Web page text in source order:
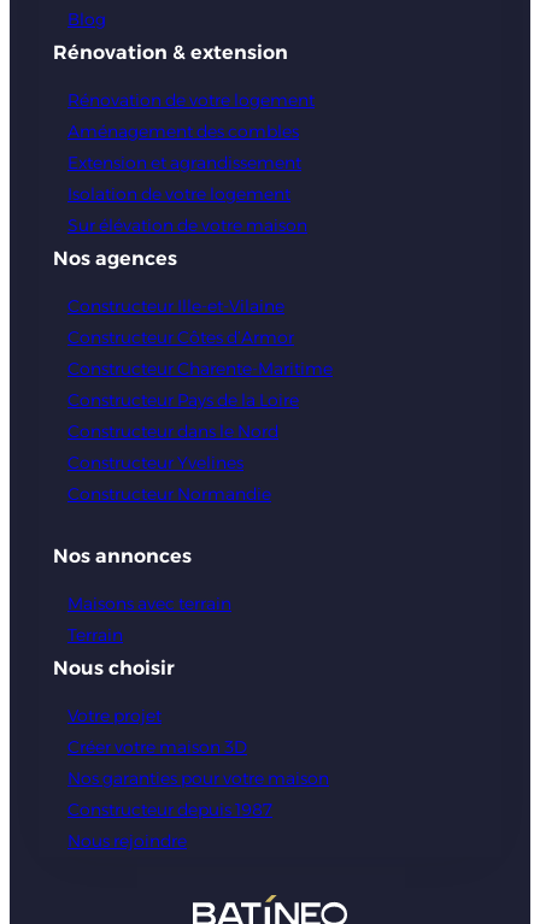
Blog
Rénovation & extension
Rénovation de votre logement
Aménagement des combles
Extension et agrandissement
Isolation de votre logement
Sur élévation de votre maison
Nos agences
Constructeur Ille-et-Vilaine
Constructeur Côtes d’Armor
Constructeur Charente-Maritime
Constructeur Pays de la Loire
Constructeur dans le Nord
Constructeur Yvelines
Constructeur Normandie
Nos annonces
Maisons avec terrain
Terrain
Nous choisir
Votre projet
Créer votre maison 3D
Nos garanties pour votre maison
Constructeur depuis 1987
Nous rejoindre